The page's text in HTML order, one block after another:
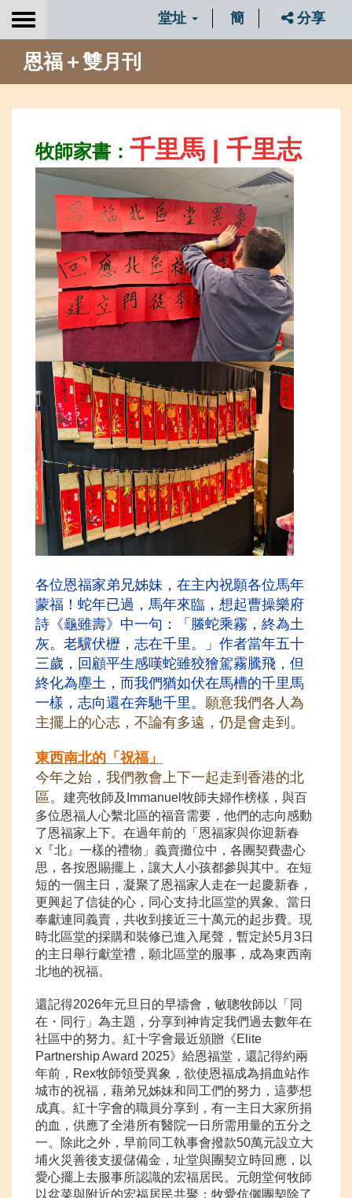
Toggle
堂址 簡 分享
恩福＋雙月刊
牧師家書： 千里馬 | 千里志
各位恩福家弟兄姊妹， 在主內祝願各位馬年
蒙福！蛇年已過，馬年來臨，想起曹操樂府
詩《龜雖壽》中一句：「螣蛇乘霧，終為土
灰。老驥伏櫪，志在千里。」作者當年五十
三歲，回顧平生感嘆蛇雖狡獪駕霧騰飛，但
終化為塵土，而我們猶如伏在馬槽的千里馬
一樣，志向還在奔馳千里。 願意我們各人為
主擺上的心志，不論有多遠，仍是會走到。
東西南北的「祝福」
今年之始，我們教會上下一起走到香港的北
區。 建亮牧師及Immanuel牧師夫婦作榜樣，與百
多位恩福人心繫北區的福音需要，他們的志向感動
了恩福家上下。在過年前的「恩福家與你迎新春
x『北』一樣的禮物」義賣攤位中，各團契費盡心
思，各按恩賜擺上，讓大人小孩都參與其中。在短
短的一個主日，凝聚了恩福家人走在一起慶新春，
更興起了信徒的心，同心支持北區堂的異象。當日
奉獻連同義賣，共收到接近三十萬元的起步費。現
時北區堂的採購和裝修已進入尾聲，暫定於5月3日
的主日舉行獻堂禮，願北區堂的服事，成為東西南
北地的祝福。
還記得2026年元旦日的早禱會，敏聰牧師以「同
在・同行」為主題，分享到神肯定我們過去數年在
社區中的努力。紅十字會最近頒贈《Elite
Partnership Award 2025》給恩福堂，還記得約兩
年前，Rex牧師領受異象，欲使恩福成為捐血站作
城市的祝福，藉弟兄姊妹和同工們的努力，這夢想
成真。紅十字會的職員分享到，有一主日大家所捐
的血，供應了全港所有醫院一日所需用量的五分之
一。除此之外，早前同工執事會撥款50萬元設立大
埔火災善後支援儲備金，址堂與團契立時回應，以
愛心擺上去服事所認識的宏福居民。元朗堂何牧師
以盆菜與附近的宏福居民共聚；牧愛伉儷團契除了